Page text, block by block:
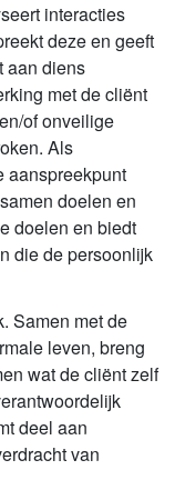
interacties
deze en geeft
aan diens
met de cliënt
of onveilige
Als
aanspreekpunt
doelen en
doelen en biedt
die de persoonlijk
Samen met de
leven, breng
wat de cliënt zelf
deel aan
van